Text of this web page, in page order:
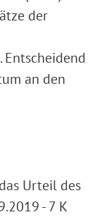
der
Entscheidend
an den
Urteil des
- 7 K